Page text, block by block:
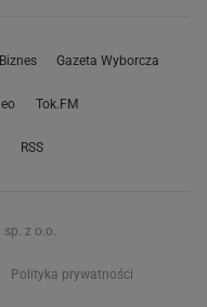
Biznes Gazeta Wyborcza
Tok.FM
RSS
z o.o.
Polityka prywatności